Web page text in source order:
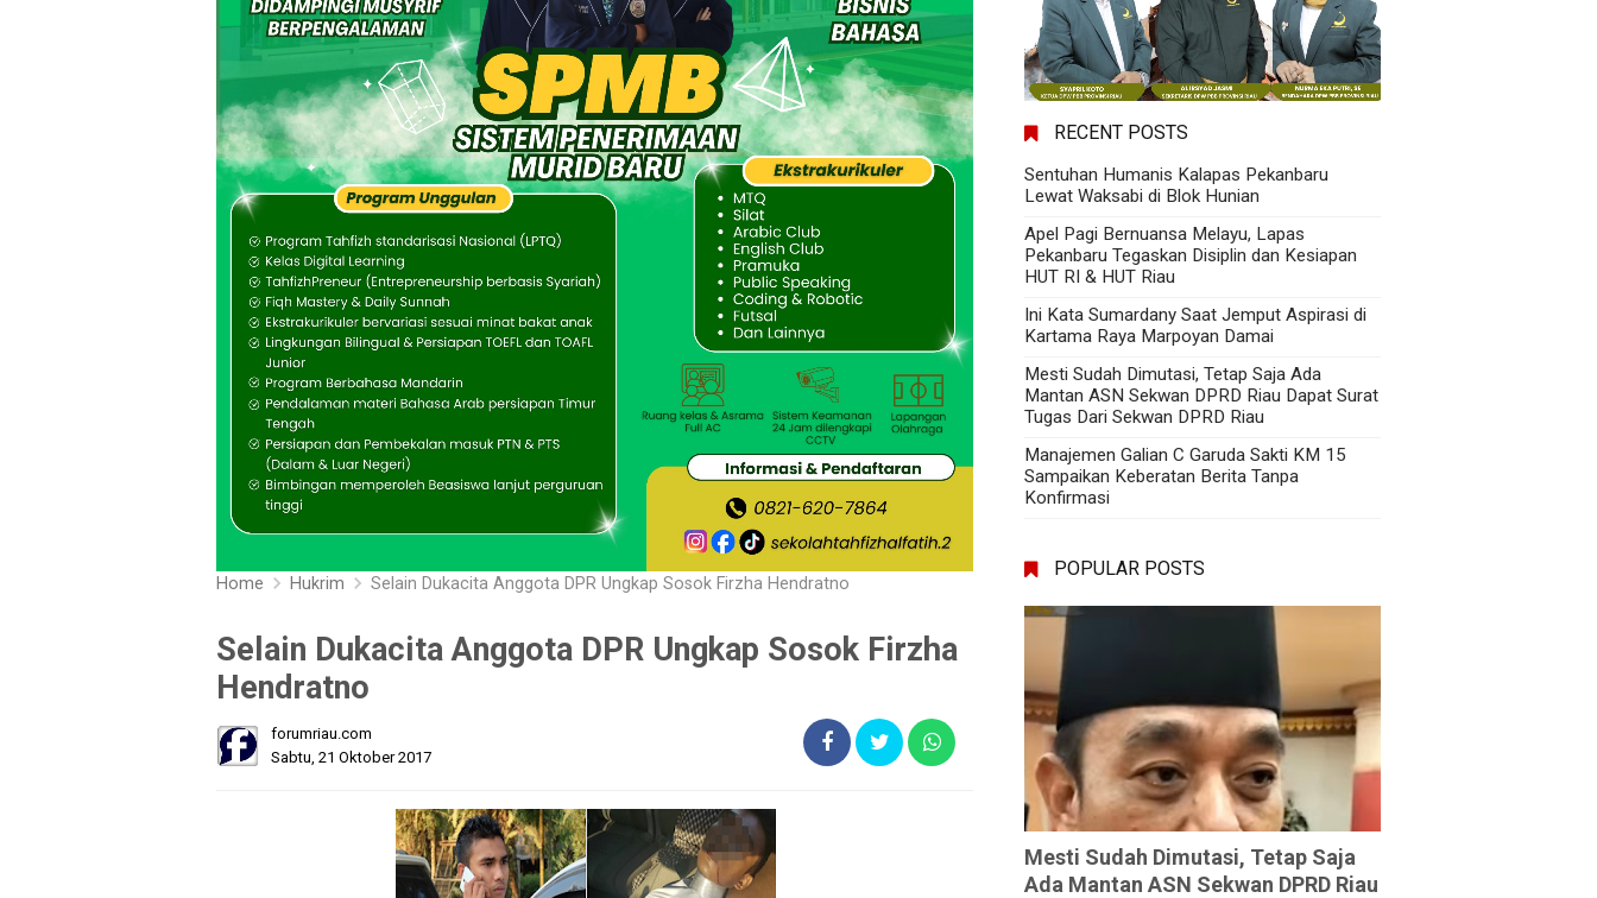
Home Hukrim Selain Dukacita Anggota DPR Ungkap Sosok Firzha Hendratno
Selain Dukacita Anggota DPR Ungkap Sosok Firzha
Hendratno
forumriau.com
Sabtu, 21 Oktober 2017
RECENT POSTS
Sentuhan Humanis Kalapas Pekanbaru
Lewat Waksabi di Blok Hunian
Apel Pagi Bernuansa Melayu, Lapas
Pekanbaru Tegaskan Disiplin dan Kesiapan
HUT RI & HUT Riau
Ini Kata Sumardany Saat Jemput Aspirasi di
Kartama Raya Marpoyan Damai
Mesti Sudah Dimutasi, Tetap Saja Ada
Mantan ASN Sekwan DPRD Riau Dapat Surat
Tugas Dari Sekwan DPRD Riau
Manajemen Galian C Garuda Sakti KM 15
Sampaikan Keberatan Berita Tanpa
Konfirmasi
POPULAR POSTS
Mesti Sudah Dimutasi, Tetap Saja
Ada Mantan ASN Sekwan DPRD Riau